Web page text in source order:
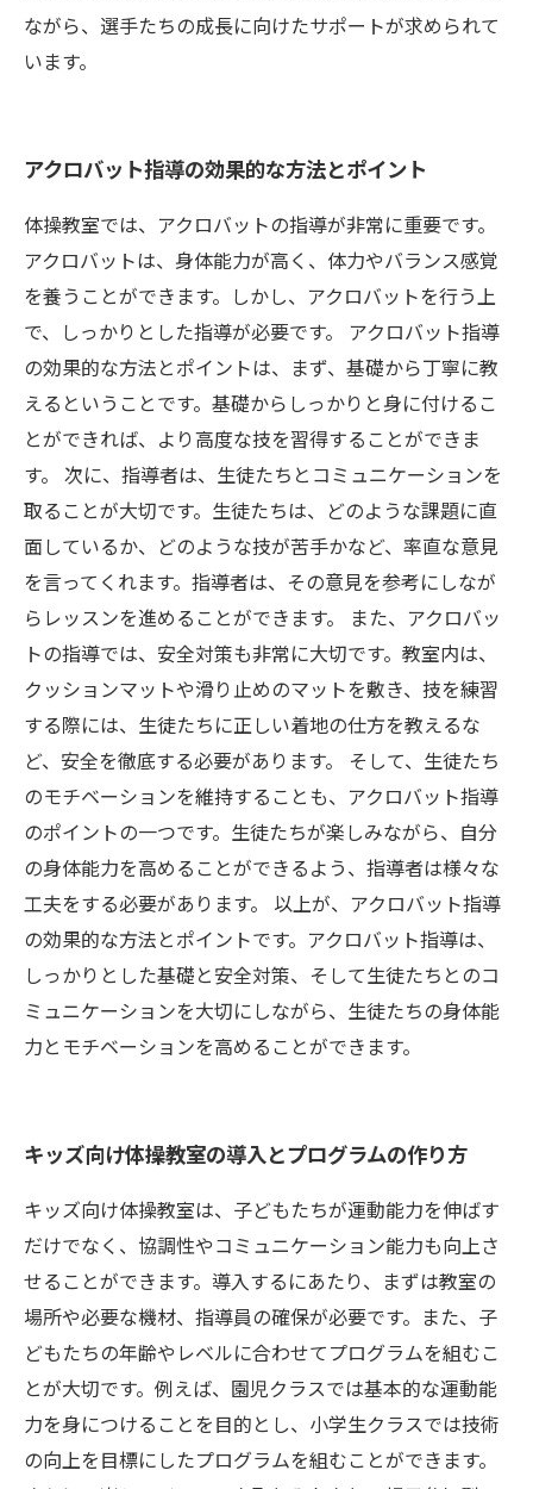
ながら、選手たちの成長に向けたサポートが求められて
います。
アクロバット指導の効果的な方法とポイント
体操教室では、アクロバットの指導が非常に重要です。
アクロバットは、身体能力が高く、体力やバランス感覚
を養うことができます。しかし、アクロバットを行う上
で、しっかりとした指導が必要です。 アクロバット指導
の効果的な方法とポイントは、まず、基礎から丁寧に教
えるということです。基礎からしっかりと身に付けるこ
とができれば、より高度な技を習得することができま
す。 次に、指導者は、生徒たちとコミュニケーションを
取ることが大切です。生徒たちは、どのような課題に直
面しているか、どのような技が苦手かなど、率直な意見
を言ってくれます。指導者は、その意見を参考にしなが
らレッスンを進めることができます。 また、アクロバッ
トの指導では、安全対策も非常に大切です。教室内は、
クッションマットや滑り止めのマットを敷き、技を練習
する際には、生徒たちに正しい着地の仕方を教えるな
ど、安全を徹底する必要があります。 そして、生徒たち
のモチベーションを維持することも、アクロバット指導
のポイントの一つです。生徒たちが楽しみながら、自分
の身体能力を高めることができるよう、指導者は様々な
工夫をする必要があります。 以上が、アクロバット指導
の効果的な方法とポイントです。アクロバット指導は、
しっかりとした基礎と安全対策、そして生徒たちとのコ
ミュニケーションを大切にしながら、生徒たちの身体能
力とモチベーションを高めることができます。
キッズ向け体操教室の導入とプログラムの作り方
キッズ向け体操教室は、子どもたちが運動能力を伸ばす
だけでなく、協調性やコミュニケーション能力も向上さ
せることができます。導入するにあたり、まずは教室の
場所や必要な機材、指導員の確保が必要です。また、子
どもたちの年齢やレベルに合わせてプログラムを組むこ
とが大切です。例えば、園児クラスでは基本的な運動能
力を身につけることを目的とし、小学生クラスでは技術
の向上を目標にしたプログラムを組むことができます。